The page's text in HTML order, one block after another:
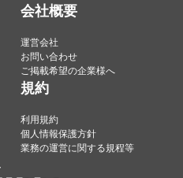
会社概要
運営会社
お問い合わせ
ご掲載希望の企業様へ
規約
利用規約
個人情報保護方針
業務の運営に関する規程等